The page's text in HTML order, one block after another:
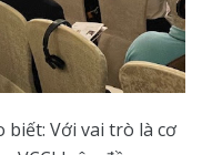
biết: Với vai trò là cơ